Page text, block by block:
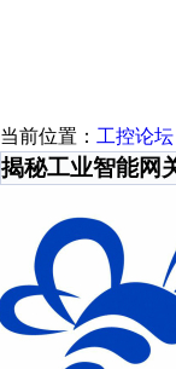
当前位置： 工控论坛
揭秘工业智能网